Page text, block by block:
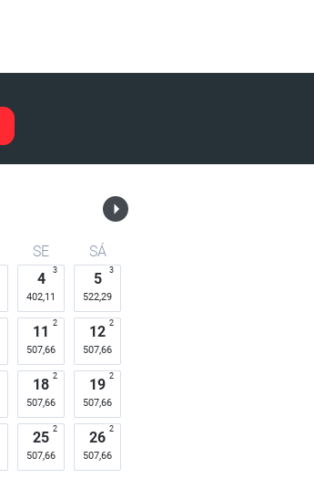
SE
SÁ
4
402,11
3 5
522,29
3
11
507,66
2 12
507,66
2
18
507,66
2 19
507,66
2
25
507,66
2 26
507,66
2